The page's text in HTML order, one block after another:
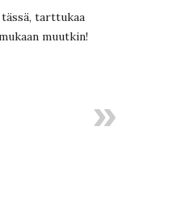
tarttukaa
muutkin!